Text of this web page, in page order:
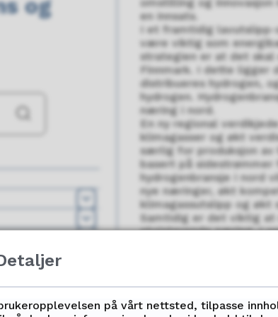
og
Søk
Åpne
Åpne
en innsats.
I et framtidig
være viktig som
strategien er at det skal
Finnmark. I dette ligger
distribueres hydrogen,
hydrogen.
næring i nord.
En ny regional
klimagasser og økt
særlig for produksjon av
basert på sidestrømmer
hydrogenbransje i nord
nye næringer, økt
klimagassutslipp og økt
Samtidig er det viktig
eksisterende næring. I
næringsarealer,
støtteordninger for
Vi er ikke i mål.
på vårt nettsted, tilpasse